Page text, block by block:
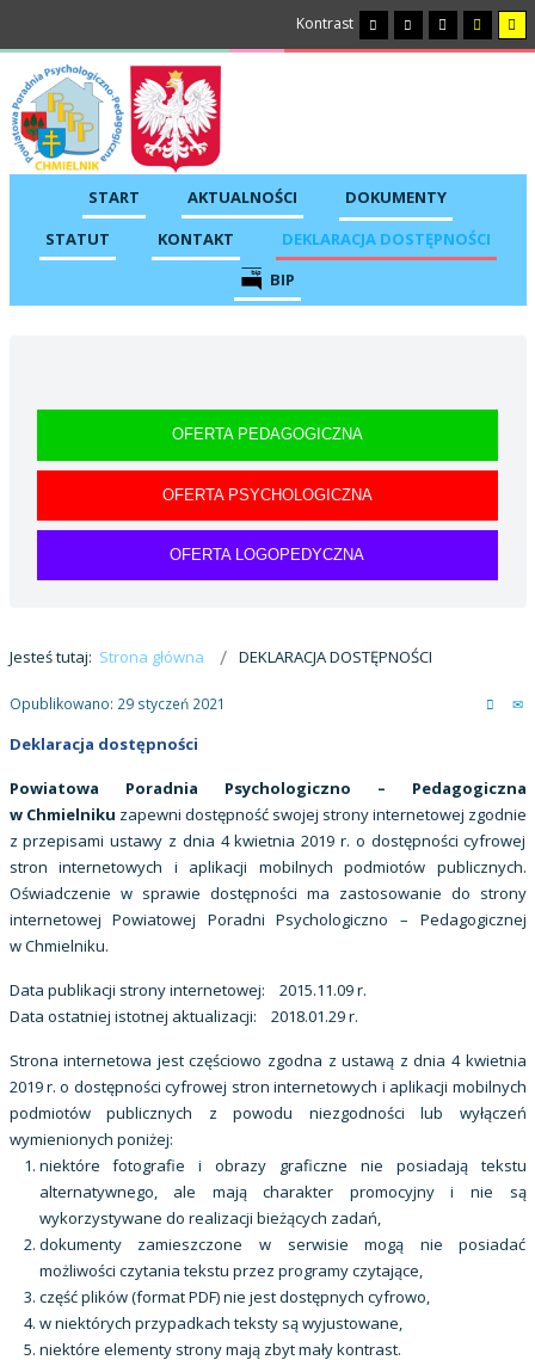
Kontrast
START AKTUALNOŚCI
DOKUMENTY
STATUT
KONTAKT
DEKLARACJA DOSTĘPNOŚCI
BIP
OFERTA PEDAGOGICZNA
OFERTA PSYCHOLOGICZNA
OFERTA LOGOPEDYCZNA
Jesteś tutaj: Strona główna DEKLARACJA DOSTĘPNOŚCI
Opublikowano: 29 styczeń 2021
Deklaracja dostępności
Powiatowa Poradnia Psychologiczno – Pedagogiczna
w Chmielniku zapewni dostępność swojej strony internetowej zgodnie
z przepisami ustawy z dnia 4 kwietnia 2019 r. o dostępności cyfrowej
stron internetowych i aplikacji mobilnych podmiotów publicznych.
Oświadczenie w sprawie dostępności ma zastosowanie do strony
internetowej Powiatowej Poradni Psychologiczno – Pedagogicznej
w Chmielniku.
Data publikacji strony internetowej: 2015.11.09 r.
Data ostatniej istotnej aktualizacji: 2018.01.29 r.
Strona internetowa jest częściowo zgodna z ustawą z dnia 4 kwietnia
2019 r. o dostępności cyfrowej stron internetowych i aplikacji mobilnych
podmiotów publicznych z powodu niezgodności lub wyłączeń
wymienionych poniżej:
niektóre fotografie i obrazy graficzne nie posiadają tekstu
alternatywnego, ale mają charakter promocyjny i nie są
wykorzystywane do realizacji bieżących zadań,
dokumenty zamieszczone w serwisie mogą nie posiadać
możliwości czytania tekstu przez programy czytające,
część plików (format PDF) nie jest dostępnych cyfrowo,
w niektórych przypadkach teksty są wyjustowane,
niektóre elementy strony mają zbyt mały kontrast.